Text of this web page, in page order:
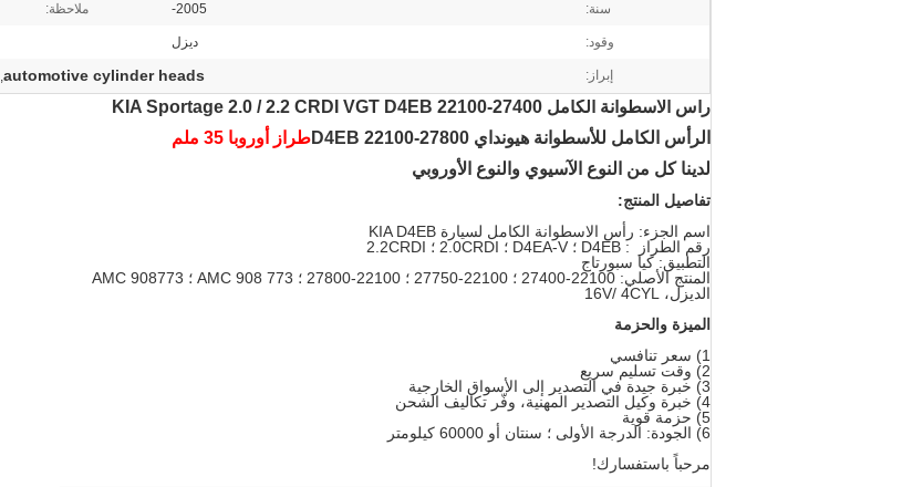
سنة: 2005- ملاحظة:
وقود: ديزل
إبراز: automotive cylinder heads
,
رأس الاسطوانة الكامل KIA Sportage 2.0 / 2.2 CRDI VGT D4EB 22100-27400
الرأس الكامل للأسطوانة هيونداي D4EB 22100-27800
طراز أوروبا 35 ملم
لدينا كل من النوع الآسيوي والنوع الأوروبي
تفاصيل المنتج:
اسم الجزء: رأس الاسطوانة الكامل لسيارة KIA D4EB
رقم الطراز : D4EB ؛ D4EA-V ؛ 2.0CRDI ؛ 2.2CRDI
التطبيق: كيا سبورتاج
المنتج الأصلي: 22100-27400 ؛ 22100-27750 ؛ 22100-27800 ؛ AMC 908 773 ؛ AMC 908773
الديزل، 16V/ 4CYL
الميزة والحزمة
1) سعر تنافسي
2) وقت تسليم سريع
3) خبرة جيدة في التصدير إلى الأسواق الخارجية
4) خبرة وكيل التصدير المهنية، وفّر تكاليف الشحن
5) حزمة قوية
6) الجودة: الدرجة الأولى ؛ سنتان أو 60000 كيلومتر
مرحباً باستفسارك!